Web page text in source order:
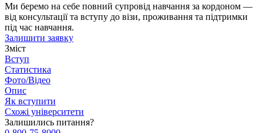
Ми беремо на себе повний супровід навчання за кордоном —
від консультації та вступу до візи, проживання та підтримки
під час навчання.
Залишити заявку
Зміст
Вступ
Статистика
Фото/Відео
Опис
Як вступити
Схожі університети
Залишились питання?